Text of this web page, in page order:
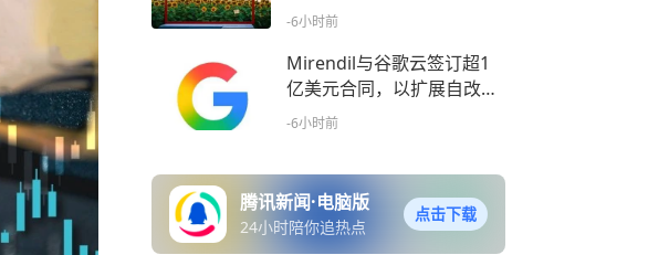
-6小时前
Mirendil与谷歌云签订超1
亿美元合同，以扩展自改进
AI
-6小时前
腾讯新闻·电脑版
24小时陪你追热点
点击下载